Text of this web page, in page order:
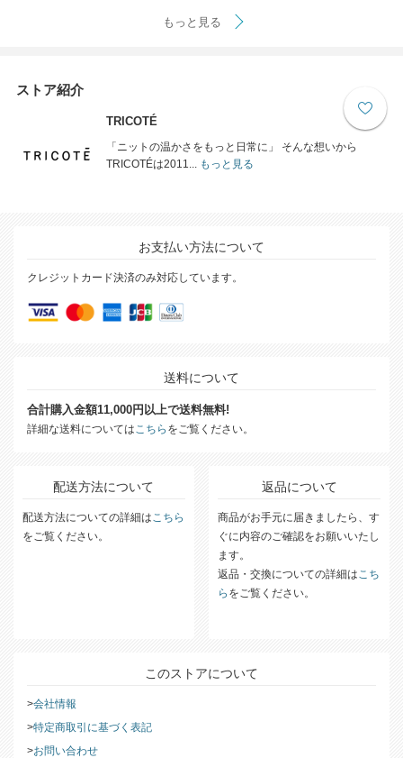
もっと見る
ストア紹介
TRICOTÉ
「ニットの温かさをもっと日常に」 そんな想いから
TRICOTÉは2011...
もっと見る
お支払い方法について
クレジットカード決済のみ対応しています。
送料について
合計購入金額11,000円以上で送料無料!
詳細な送料については こちら をご覧ください。
配送方法について
配送方法についての詳細は こちら
をご覧ください。
返品について
商品がお手元に届きましたら、す
ぐに内容のご確認をお願いいたし
ます。
返品・交換についての詳細は こち
ら をご覧ください。
このストアについて
会社情報
特定商取引に基づく表記
お問い合わせ